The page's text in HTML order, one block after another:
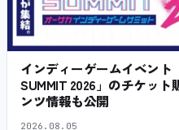
インディーゲームイベント
SUMMIT 2026」のチケッ
ンツ情報も公開
2026.08.05